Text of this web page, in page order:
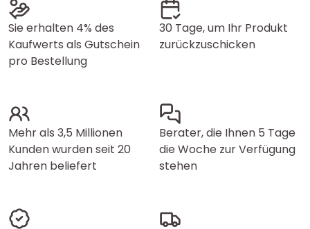
Sie erhalten 4% des
Kaufwerts als Gutschein
pro Bestellung
30 Tage, um Ihr Produkt
zurückzuschicken
Mehr als 3,5 Millionen
Kunden wurden seit 20
Jahren beliefert
Berater, die Ihnen 5 Tage
die Woche zur Verfügung
stehen